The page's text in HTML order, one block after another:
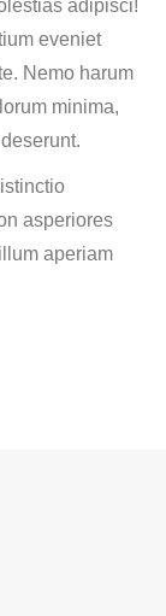
adipisci!
eveniet
Nemo harum
minima,
asperiores
aperiam